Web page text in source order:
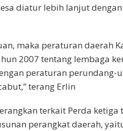
diatur lebih lanjut
maka peraturan daerah
2007 tentang lembaga
peraturan perundang-
terang Erlin
terkait Perda ketiga
perangkat daerah,